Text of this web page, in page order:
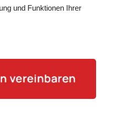
und Funktionen Ihrer